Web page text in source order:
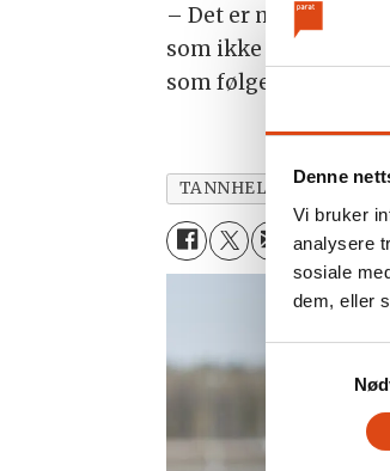
Denne
Vi bruker
analysere
sosiale
dem, eller
– Det er mange
som ikke har den
som følger med, sier
TANNHELSE